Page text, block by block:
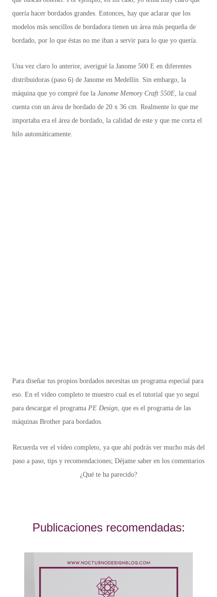
quería hacer bordados grandes. Entonces, hay que aclarar que los
modelos más sencillos de bordadora tienen un área más pequeña de
bordado, por lo que éstas no me iban a servir para lo que yo quería.
Una vez claro lo anterior, averigué la Janome 500 E en diferentes
distribuidoras (paso 6) de Janome en Medellín. Sin embargo, la
máquina que yo compré fue la Janome Memory Craft 550E, la cual
cuenta con un área de bordado de 20 x 36 cm. Realmente lo que me
importaba era el área de bordado, la calidad de este y que me corta el
hilo automáticamente.
Para diseñar tus propios bordados necesitas un programa especial para
eso. En el video completo te muestro cual es el tutorial que yo seguí
para descargar el programa PE Design, que es el programa de las
máquinas Brother para bordados.
Recuerda ver el vídeo completo, ya que ahí podrás ver mucho más del
paso a paso, tips y recomendaciones; Déjame saber en los comentarios
¿Qué te ha parecido?
Publicaciones recomendadas: